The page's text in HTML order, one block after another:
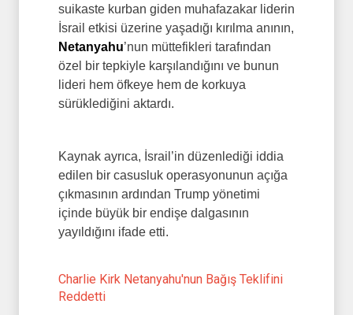
suikaste kurban giden muhafazakar liderin
İsrail etkisi üzerine yaşadığı kırılma anının,
Netanyahu’nun müttefikleri tarafından
özel bir tepkiyle karşılandığını ve bunun
lideri hem öfkeye hem de korkuya
sürüklediğini aktardı.
Kaynak ayrıca, İsrail’in düzenlediği iddia
edilen bir casusluk operasyonunun açığa
çıkmasının ardından Trump yönetimi
içinde büyük bir endişe dalgasının
yayıldığını ifade etti.
Charlie Kirk Netanyahu'nun Bağış Teklifini
Reddetti